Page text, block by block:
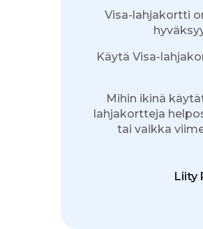
Visa-lahjakortti
Käytä Visa-
Mihin ikinä
lahjakortteja
tai vaikka
Liity